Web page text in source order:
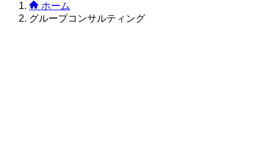
ホーム
グループコンサルティング